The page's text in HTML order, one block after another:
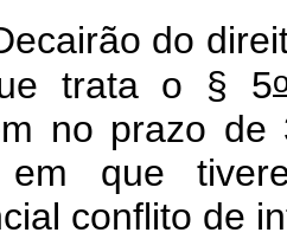
do
trata o § 5
no prazo de
que
conflito de